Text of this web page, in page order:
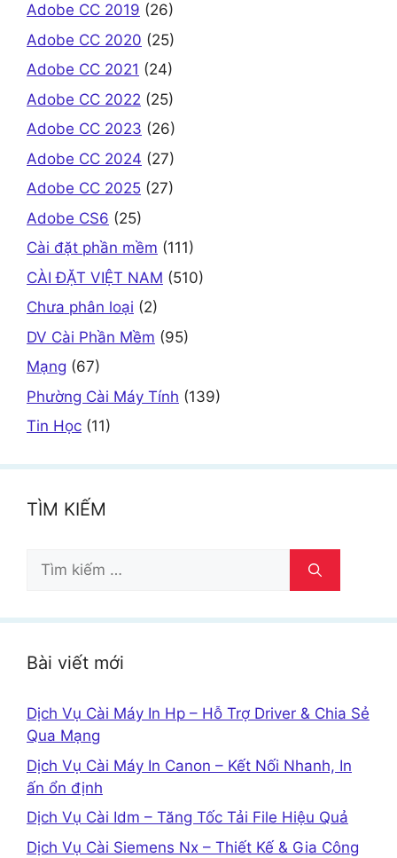
Adobe CC 2019 (26)
Adobe CC 2020 (25)
Adobe CC 2021 (24)
Adobe CC 2022 (25)
Adobe CC 2023 (26)
Adobe CC 2024 (27)
Adobe CC 2025 (27)
Adobe CS6 (25)
Cài đặt phần mềm (111)
CÀI ĐẶT VIỆT NAM (510)
Chưa phân loại (2)
DV Cài Phần Mềm (95)
Mạng (67)
Phường Cài Máy Tính (139)
Tin Học (11)
TÌM KIẾM
Tìm
Bài viết mới
Dịch Vụ Cài Máy In Hp – Hỗ Trợ Driver & Chia Sẻ
Qua Mạng
Dịch Vụ Cài Máy In Canon – Kết Nối Nhanh, In
ấn ổn định
Dịch Vụ Cài Idm – Tăng Tốc Tải File Hiệu Quả
Dịch Vụ Cài Siemens Nx – Thiết Kế & Gia Công